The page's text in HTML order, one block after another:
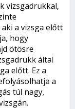
vizsgadrukkal,
a vizsga előtt
hogy
ötösre
által
előtt. Ez a
a
túl nagy,